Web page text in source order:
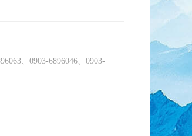
、0903-6896046、0903-